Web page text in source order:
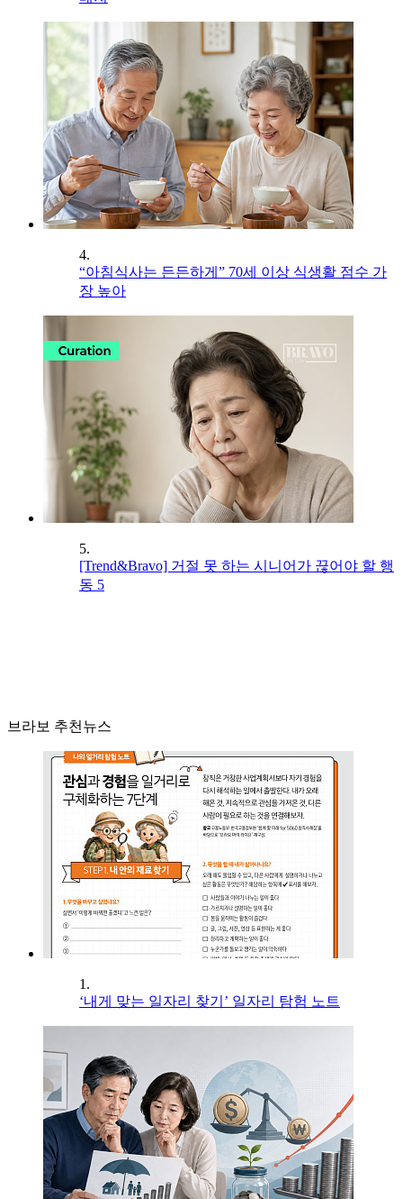
4.
“아침식사는 든든하게” 70세 이상 식생활 점수 가
장 높아
5.
[Trend&Bravo] 거절 못 하는 시니어가 끊어야 할 행
동 5
브라보 추천뉴스
1.
‘내게 맞는 일자리 찾기’ 일자리 탐험 노트